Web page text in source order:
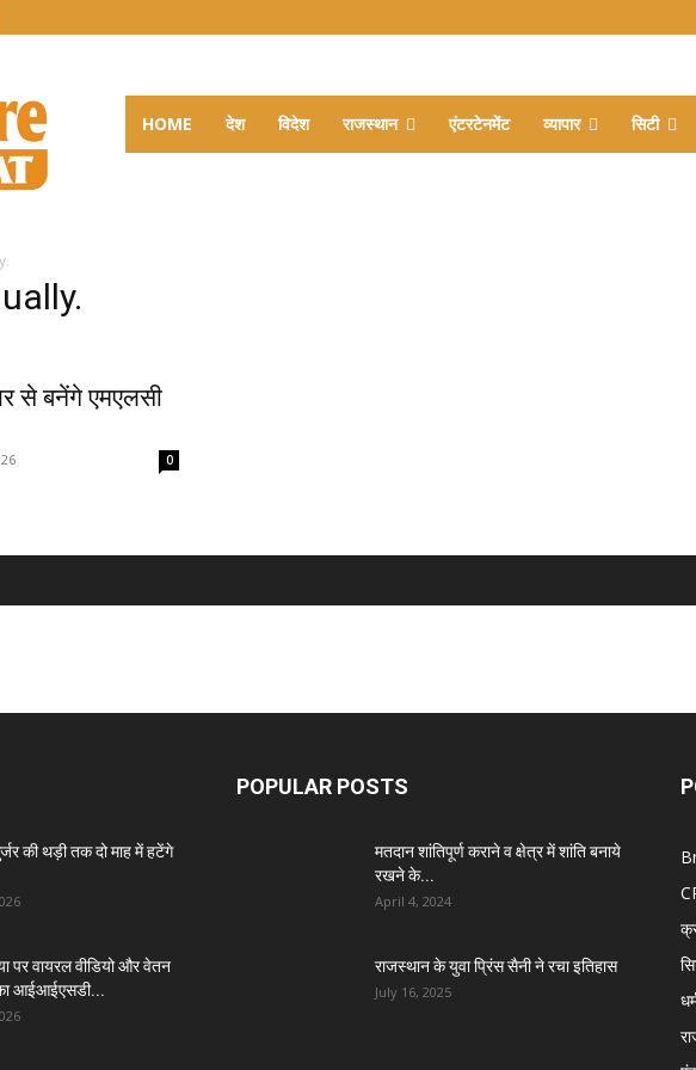
HOME देश विदेश राजस्थान एंटरटेनमेंट व्यापार सिटी
से बनेंगे एमएलसी
0
की थड़ी तक दो माह में हटेंगे
पर वायरल वीडियो और वेतन
का आईआईएसडी...
POPULAR POSTS
मतदान शांतिपूर्ण कराने व क्षेत्र में शांति बनाये
रखने के...
April 4, 2024
राजस्थान के युवा प्रिंस सैनी ने रचा इतिहास
July 16, 2025